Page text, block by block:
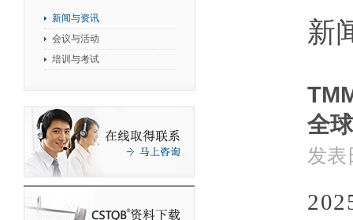
新闻与资讯
会议与活动
培训与考试
新
全
发表